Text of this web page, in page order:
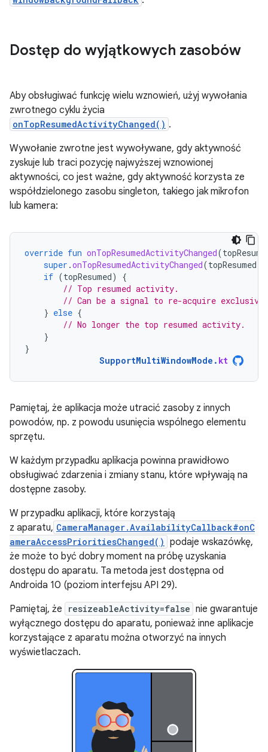
Dostęp do wyjątkowych zasobów
Aby obsługiwać funkcję wielu wznowień, użyj wywołania
zwrotnego cyklu życia
onTopResumedActivityChanged() .
Wywołanie zwrotne jest wywoływane, gdy aktywność
zyskuje lub traci pozycję najwyższej wznowionej
aktywności, co jest ważne, gdy aktywność korzysta ze
współdzielonego zasobu singleton, takiego jak mikrofon
lub kamera:
override fun onTopResumedActivityChanged(
super .onTopResumedActivityChanged(topResumed
if (topResumed)
{
// Top resumed activity.
// Can be a signal to re-acquire exclusive
} else {
// No longer the top resumed activity.
}
}
SupportMultiWindowMode . kt
Pamiętaj, że aplikacja może utracić zasoby z innych
powodów, np. z powodu usunięcia wspólnego elementu
sprzętu.
W każdym przypadku aplikacja powinna prawidłowo
obsługiwać zdarzenia i zmiany stanu, które wpływają na
dostępne zasoby.
W przypadku aplikacji, które korzystają
z aparatu, CameraManager.AvailabilityCallback#onC
ameraAccessPrioritiesChanged() podaje wskazówkę,
że może to być dobry moment na próbę uzyskania
dostępu do aparatu. Ta metoda jest dostępna od
Androida 10 (poziom interfejsu API 29).
Pamiętaj, że
resizeableActivity=false nie gwarantuje
wyłącznego dostępu do aparatu, ponieważ inne aplikacje
korzystające z aparatu można otworzyć na innych
wyświetlaczach.